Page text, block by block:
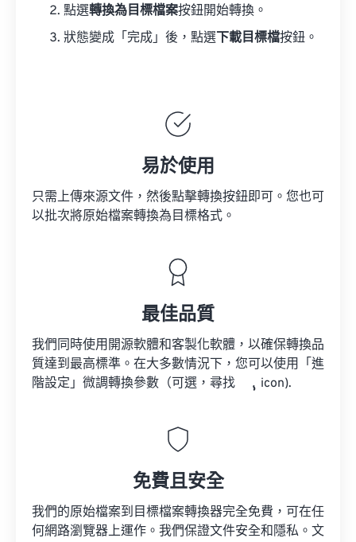
點選轉換為目標檔案按鈕開始轉換。
狀態變成「完成」後，點選 下載目標檔按鈕。
易於使用
只需上傳來源文件，然後點擊轉換按鈕即可。您也可
以批次將原始檔案轉換為目標格式。
最佳品質
我們同時使用開源軟體和客製化軟體，以確保轉換品
質達到最高標準。在大多數情況下，您可以使用「進
階設定」微調轉換參數（可選，尋找
icon).
免費且安全
我們的原始檔案到目標檔案轉換器完全免費，可在任
何網路瀏覽器上運作。我們保證文件安全和隱私。文